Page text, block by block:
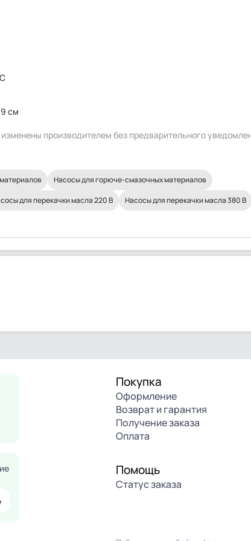
см
производителем без предварительного
Насосы для горюче-смазочных материалов
для перекачки масла 220 В
Насосы для перекачки масла 380 В
Покупка
Оформление
Возврат и гарантия
Получение заказа
Оплата
Помощь
Статус заказа